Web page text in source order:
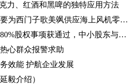
力、红酒和黑啤的独特应用方法
振江股份澄清：公司主要为西门子歌美飒供应海上风机零部件-环球精选
信德新材收购成都昱泰80%股权事项获通过，中小股东与大股东存分歧
心群众报警求助
效能 护航企业发展
毅介绍）